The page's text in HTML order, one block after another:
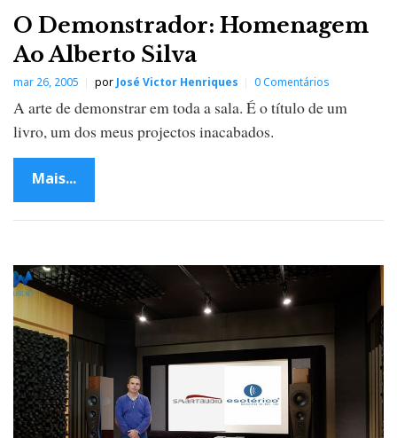
O Demonstrador: Homenagem
Ao Alberto Silva
mar 26, 2005 por José Victor Henriques 0 Comentários
A arte de demonstrar em toda a sala. É o título de um
livro, um dos meus projectos inacabados.
Mais...